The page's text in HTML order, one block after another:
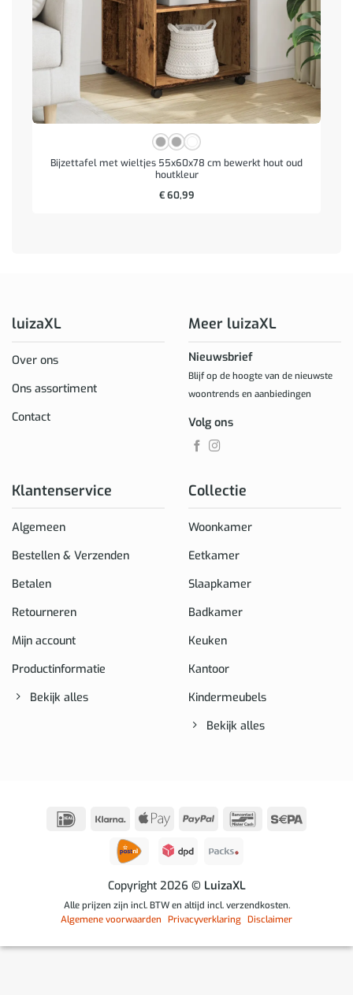
Bijzettafel met wieltjes 55x60x78 cm bewerkt hout oud
houtkleur
€60,99
luizaXL
Over ons
Ons assortiment
Contact
Klantenservice
Algemeen
Bestellen & Verzenden
Betalen
Retourneren
Mijn account
Productinformatie
Bekijk alles
Collectie
Woonkamer
Eetkamer
Slaapkamer
Badkamer
Keuken
Kantoor
Kindermeubels
Bekijk alles
Meer luizaXL
Nieuwsbrief
Blijf op de hoogte van de nieuwste
woontrends en aanbiedingen
Volg ons
IDeal Klarna
Apple
PayPal Bancontact
Copyright 2026 © LuizaXL
Alle prijzen zijn incl. BTW en altijd incl. verzendkosten.
Algemene voorwaarden Privacyverklaring Disclaimer